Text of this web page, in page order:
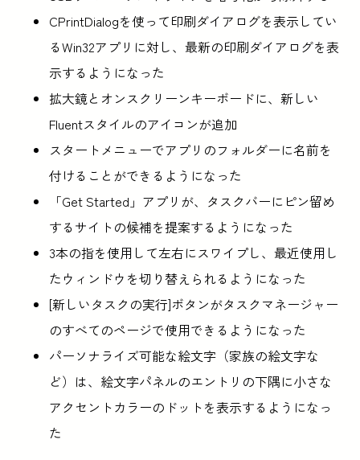
CPrintDialogを使って印刷ダイアログを表示してい
るWin32アプリに対し、最新の印刷ダイアログを表
示するようになった
拡大鏡とオンスクリーンキーボードに、新しい
Fluentスタイルのアイコンが追加
スタートメニューでアプリのフォルダーに名前を
付けることができるようになった
「Get Started」アプリが、タスクバーにピン留め
するサイトの候補を提案するようになった
3本の指を使用して左右にスワイプし、最近使用し
たウィンドウを切り替えられるようになった
[新しいタスクの実行]ボタンがタスクマネージャー
のすべてのページで使用できるようになった
パーソナライズ可能な絵文字（家族の絵文字な
ど）は、絵文字パネルのエントリの下隅に小さな
アクセントカラーのドットを表示するようになっ
た